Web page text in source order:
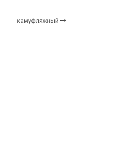
камуфляжный